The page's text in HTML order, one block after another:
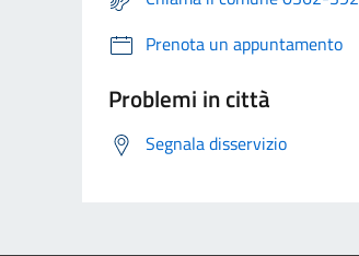
Prenota un appuntamento
Problemi in città
Segnala disservizio